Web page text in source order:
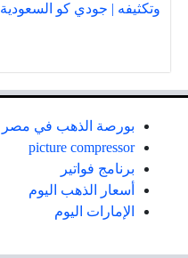
وتكثيفه | جودي كو السعودية
بورصة الذهب في مصر
picture compressor
برنامج فواتير
أسعار الذهب اليوم
الإمارات اليوم